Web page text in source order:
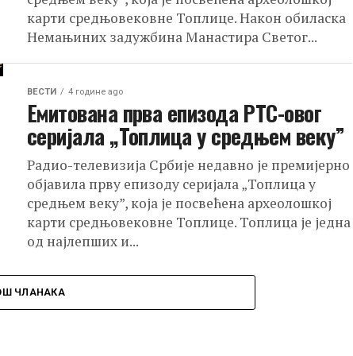
карти средњовековне Топлице. Након обиласка
Немањиних задужбина Манастира Светог...
ВЕСТИ 4 године ago
Емитована прва епизода РТС-овог
серијала „Топлица у средњем веку”
Радио-телевизија Србије недавно је премијерно
објавила прву епизоду серијала „Топлица у
средњем веку”, која је посвећена археолошкој
карти средњовековне Топлице. Топлица је једна
од најлепших и...
ЧЛАНАКА